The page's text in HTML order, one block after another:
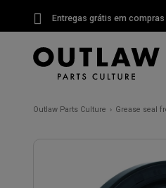
Entregas grátis em
Outlaw Parts Culture Grease seal